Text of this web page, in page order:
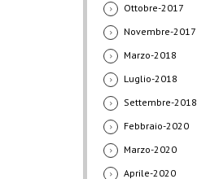
Ottobre-2017
Novembre-2017
Marzo-2018
Luglio-2018
Settembre-2018
Febbraio-2020
Marzo-2020
Aprile-2020